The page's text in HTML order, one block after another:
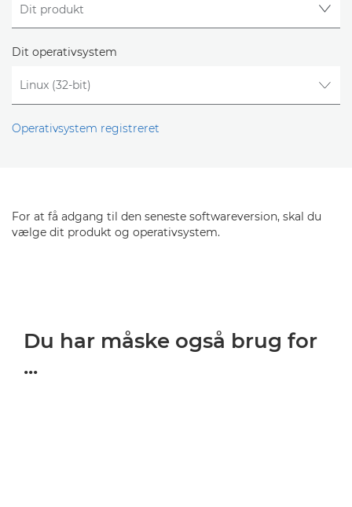
Dit operativsystem
Operativsystem registreret
For at få adgang til den seneste softwareversion, skal du
vælge dit produkt og operativsystem.
Du har måske også brug for
...